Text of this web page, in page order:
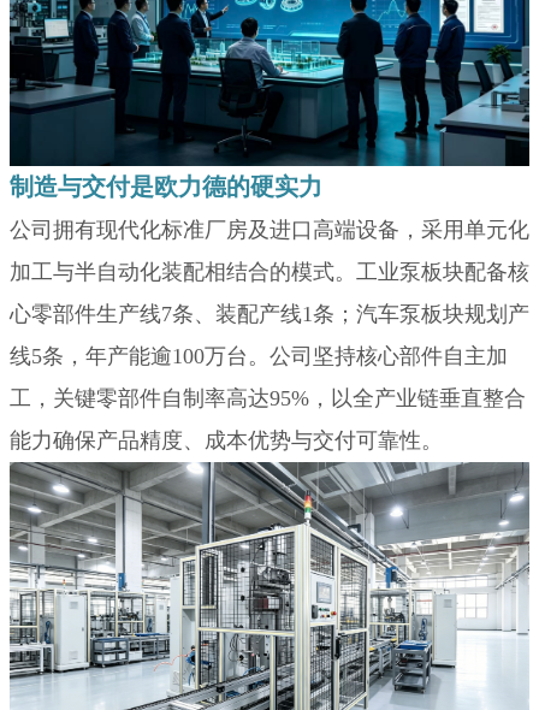
制造与交付是欧力德的硬实力
公司拥有现代化标准厂房及进口高端设备，采用单元化
加工与半自动化装配相结合的模式。工业泵板块配备核
心零部件生产线7条、装配产线1条；汽车泵板块规划产
线5条，年产能逾100万台。公司坚持核心部件自主加
工，关键零部件自制率高达95%，以全产业链垂直整合
能力确保产品精度、成本优势与交付可靠性。